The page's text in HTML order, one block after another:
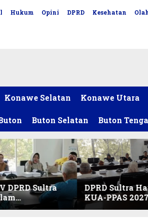
Hukum Opini DPRD Kesehatan
Konawe Selatan Konawe Utara
Buton Selatan Buton
DPRD Sultra
KUA-PPAS
DPRD Sultra
KUA-PPAS
Pendidikan,